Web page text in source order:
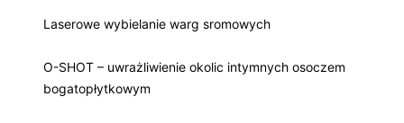
Laserowe wybielanie warg sromowych
O-SHOT – uwrażliwienie okolic intymnych osoczem
bogatopłytkowym